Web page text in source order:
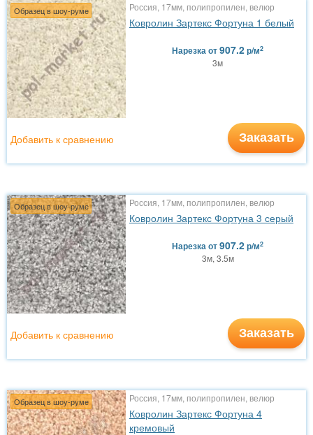
Образец в шоу-руме Россия, 17мм, полипропилен, велюр
Ковролин Зартекс Фортуна 1 белый
Нарезкаот907.2р/м2
3м
Заказать
Добавить к сравнению
Образец в шоу-руме Россия, 17мм, полипропилен, велюр
Ковролин Зартекс Фортуна 3 серый
Нарезкаот907.2р/м2
3м, 3.5м
Заказать
Добавить к сравнению
Образец в шоу-руме Россия, 17мм, полипропилен, велюр
Ковролин Зартекс Фортуна 4
кремовый